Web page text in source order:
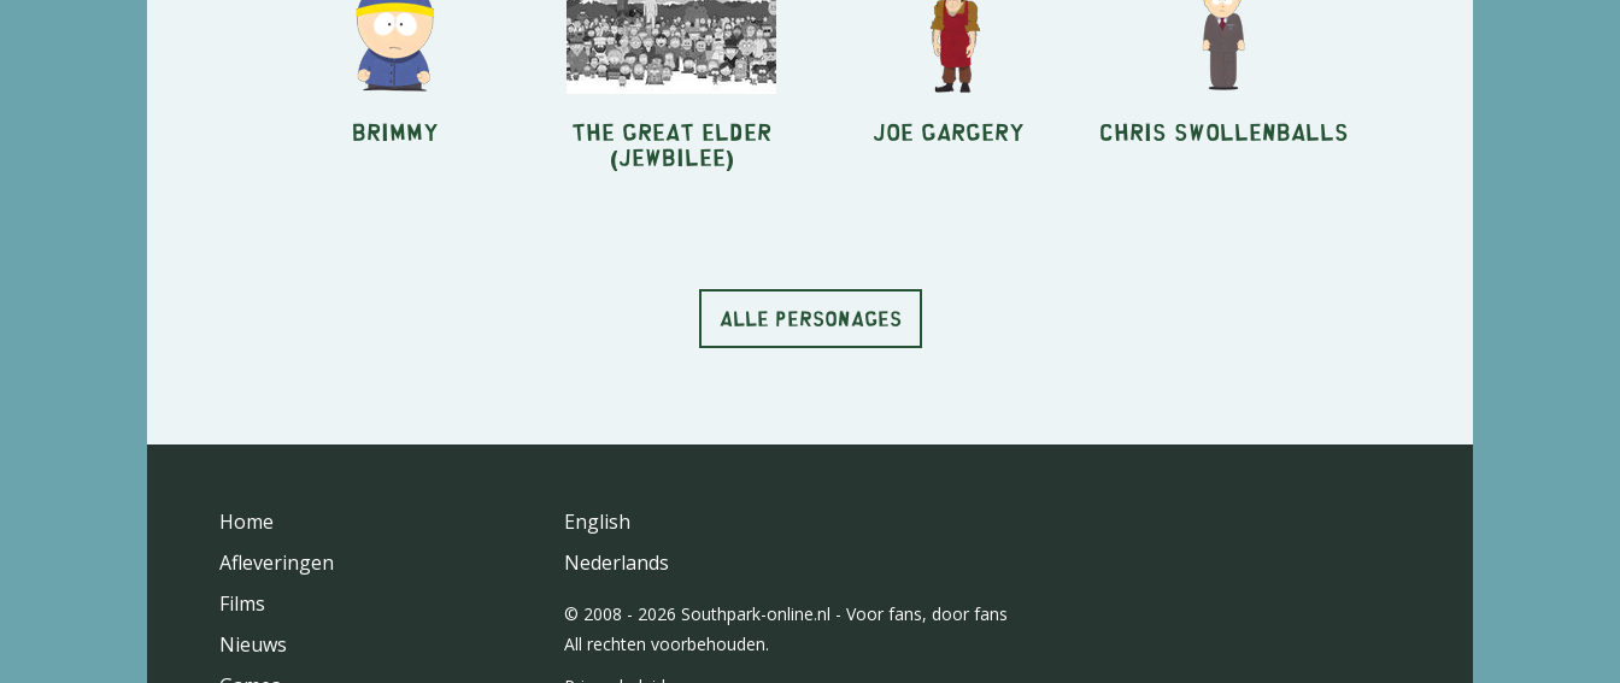
Brimmy the Great Elder
(Jewbilee)
Joe Gargery Chris Swollenballs
ALLE PERSONAGES
Home
Afleveringen
Films
Nieuws
English
Nederlands
© 2008 - 2026 Southpark-online.nl - Voor fans, door fans
All rechten voorbehouden.